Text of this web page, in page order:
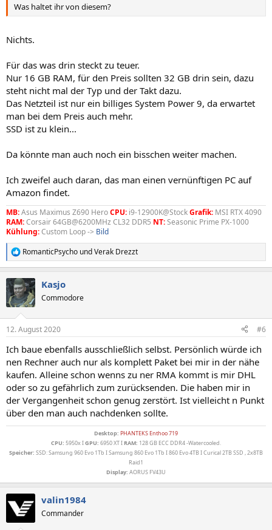
Was haltet ihr von diesem?
Nichts.
Für das was drin steckt zu teuer.
Nur 16 GB RAM, für den Preis sollten 32 GB drin sein, dazu
steht nicht mal der Typ und der Takt dazu.
Das Netzteil ist nur ein billiges System Power 9, da erwartet
man bei dem Preis auch mehr.
SSD ist zu klein...
Da könnte man auch noch ein bisschen weiter machen.
Ich zweifel auch daran, das man einen vernünftigen PC auf
Amazon findet.
MB:Asus Maximus Z690 HeroCPU: i9-12900K@StockGrafik: MSI RTX 4090
RAM:Corsair 64GB@6200MHz CL32 DDR5 NT:Seasonic Prime PX-1000
Kühlung:Custom Loop -> Bild
R
e
k
t
i
e
:
RomanticPsycho undVerak Drezzt
Kasjo
Commodore
12. August 2020 #6
Ich baue ebenfalls ausschließlich selbst. Persönlich würde ich
nen Rechner auch nur als komplett Paket bei mir in der nähe
kaufen. Alleine schon wenns zu ner RMA kommt is mir DHL
oder so zu gefährlich zum zurücksenden. Die haben mir in
der Vergangenheit schon genug zerstört. Ist vielleicht n Punkt
über den man auch nachdenken sollte.
Desktop: PHANTEKS Enthoo 719
CPU: 5950x IGPU: 6950 XT I RAM: 128 GB ECC DDR4 -Watercooled.
Speicher: SSD: Samsung 960 Evo 1Tb I Samsung 860 Evo 1Tb I 860 Evo 4TB I Curical 2TB SSD , 2x8TB
Raid1
Display: AORUS FV43U
valin1984
Commander